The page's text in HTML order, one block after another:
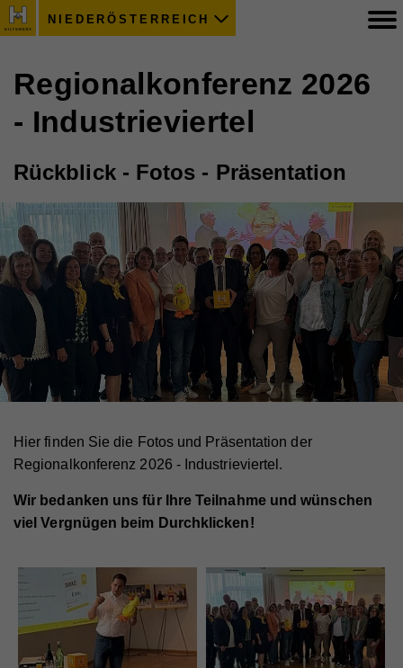
NIEDERÖSTERREICH
Regionalkonferenz 2026
- Industrieviertel
Rückblick - Fotos - Präsentation
Hier finden Sie die Fotos und Präsentation der
Regionalkonferenz 2026 - Industrieviertel.
Wir bedanken uns für Ihre Teilnahme und wünschen
viel Vergnügen beim Durchklicken!